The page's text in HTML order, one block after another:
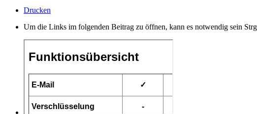
Drucken
Um die Links im folgenden Beitrag zu öffnen, kann es notwendig sein